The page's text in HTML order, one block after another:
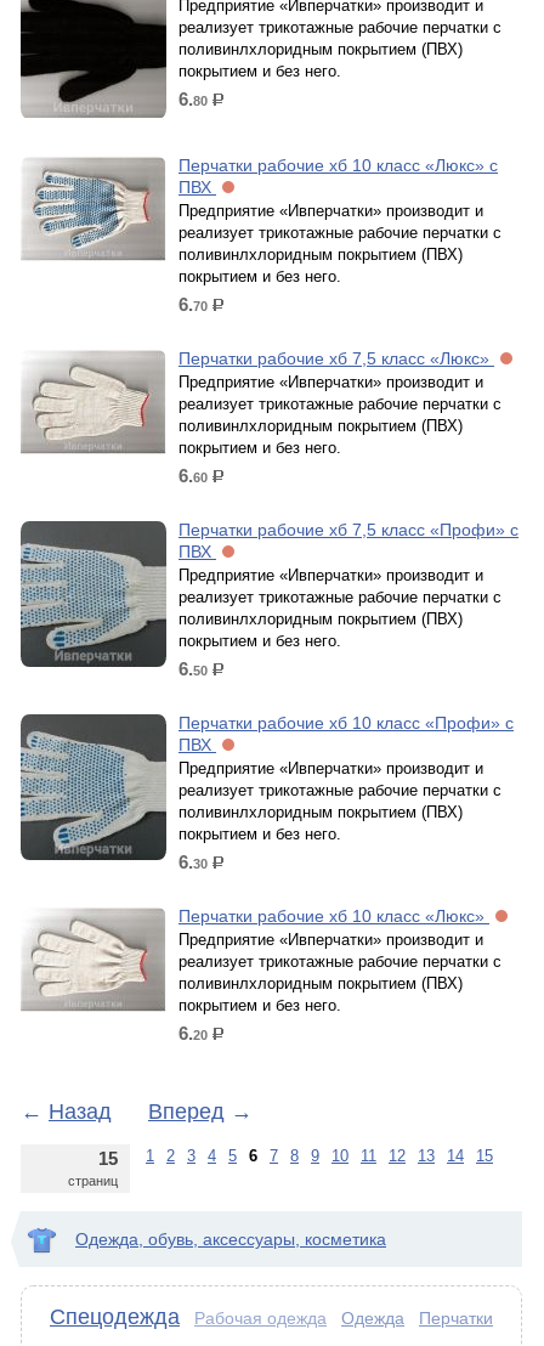
Предприятие «Ивперчатки» производит и
реализует трикотажные рабочие перчатки с
поливинлхлоридным покрытием (ПВХ)
покрытием и без него.
6.80 р.
Перчатки рабочие хб 10 класс «Люкс» с
ПВХ
Предприятие «Ивперчатки» производит и
реализует трикотажные рабочие перчатки с
поливинлхлоридным покрытием (ПВХ)
покрытием и без него.
6.70 р.
Перчатки рабочие хб 7,5 класс «Люкс»
Предприятие «Ивперчатки» производит и
реализует трикотажные рабочие перчатки с
поливинлхлоридным покрытием (ПВХ)
покрытием и без него.
6.60 р.
Перчатки рабочие хб 7,5 класс «Профи» с
ПВХ
Предприятие «Ивперчатки» производит и
реализует трикотажные рабочие перчатки с
поливинлхлоридным покрытием (ПВХ)
покрытием и без него.
6.50 р.
Перчатки рабочие хб 10 класс «Профи» с
ПВХ
Предприятие «Ивперчатки» производит и
реализует трикотажные рабочие перчатки с
поливинлхлоридным покрытием (ПВХ)
покрытием и без него.
6.30 р.
Перчатки рабочие хб 10 класс «Люкс»
Предприятие «Ивперчатки» производит и
реализует трикотажные рабочие перчатки с
поливинлхлоридным покрытием (ПВХ)
покрытием и без него.
6.20 р.
← Назад Вперед →
15
страниц
1 2 3 4 5 6 7 8 9 10 11 12 13 14 15
Одежда, обувь, аксессуары, косметика
Спецодежда Рабочая одежда Одежда
Перчатки